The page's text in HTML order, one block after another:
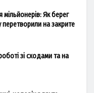
Як берег
перетворили на закрите
зі сходами та на